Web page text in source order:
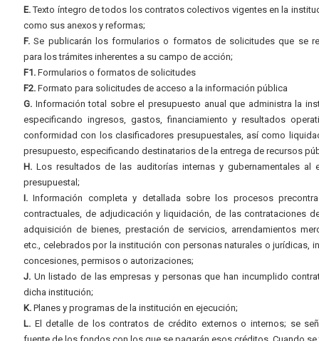
E.Texto íntegro de todos los contratos colectivos vigentes en la
como sus anexos y reformas;
F. Se publicarán los formularios o formatos de solicitudes que se
para los trámites inherentes a su campo de acción;
F1. Formularios o formatos de solicitudes
F2. Formato para solicitudes de acceso a la información pública
G. Información total sobre el presupuesto anual que administra la
especificando ingresos, gastos, financiamiento y resultados
conformidad con los clasificadores presupuestales, así como
presupuesto, especificando destinatarios de la entrega de recursos
H. Los resultados de las auditorías internas y gubernamentales al
presupuestal;
I. Información completa y detallada sobre los procesos
contractuales, de adjudicación y liquidación, de las contrataciones
adquisición de bienes, prestación de servicios, arrendamientos
etc., celebrados por la institución con personas naturales o jurídicas,
concesiones, permisos o autorizaciones;
J. Un listado de las empresas y personas que han incumplido
dicha institución;
K. Planes y programas de la institución en ejecución;
L. El detalle de los contratos de crédito externos o internos; se